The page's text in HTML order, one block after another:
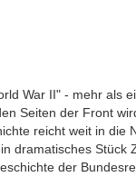
War II" - mehr als
Seiten der Front
reicht weit in die
dramatisches Stück
der